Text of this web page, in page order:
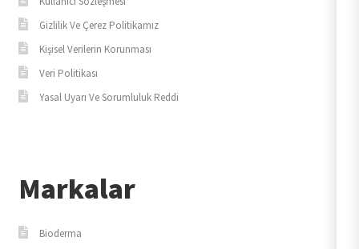
Gizlilik Ve Çerez Politikamız
Kişisel Verilerin Korunması
Veri Politikası
Yasal Uyarı Ve Sorumluluk Reddi
Markalar
Bioderma